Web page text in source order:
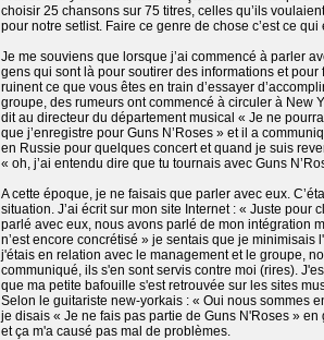
choisir 25 chansons sur 75 titres, celles qu’ils
pour notre setlist. Faire ce genre de chose c’est ce
Je me souviens que lorsque j’ai commencé à parler
gens qui sont là pour soutirer des informations et
ruinent ce que vous êtes en train d’essayer
groupe, des rumeurs ont commencé à circuler à New
dit au directeur du département musical « Je ne
que j’enregistre pour Guns N’Roses » et il a
en Russie pour quelques concert et quand je suis
« oh, j’ai entendu dire que tu tournais avec Guns
A cette époque, je ne faisais que parler avec eux.
situation. J’ai écrit sur mon site Internet : « Juste pour
parlé avec eux, nous avons parlé de mon intégration
n’est encore concrétisé » je sentais que je
j'étais en relation avec le management et le groupe,
communiqué, ils s'en sont servis contre moi (rires).
que ma petite bafouille s'est retrouvée sur les sites
Selon le guitariste new-yorkais : « Oui nous sommes
je disais « Je ne fais pas partie de Guns N'Roses »
et ça m'a causé pas mal de problèmes.